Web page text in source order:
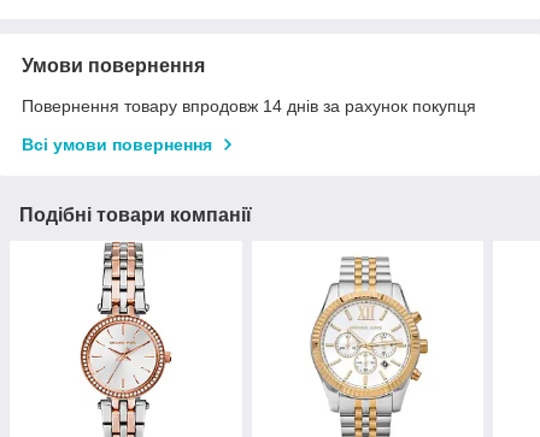
Умови повернення
Повернення товару впродовж 14 днів за рахунок покупця
Всі умови повернення
Подібні товари компанії